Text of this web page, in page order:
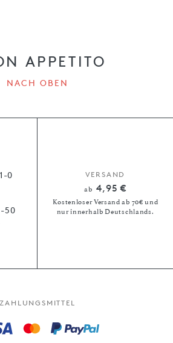
APPETITO
NACH OBEN
0
50
VERSAND
ab 4,95 €
Kostenloser Versand ab 70€ und
nur innerhalb Deutschlands.
ZAHLUNGSMITTEL